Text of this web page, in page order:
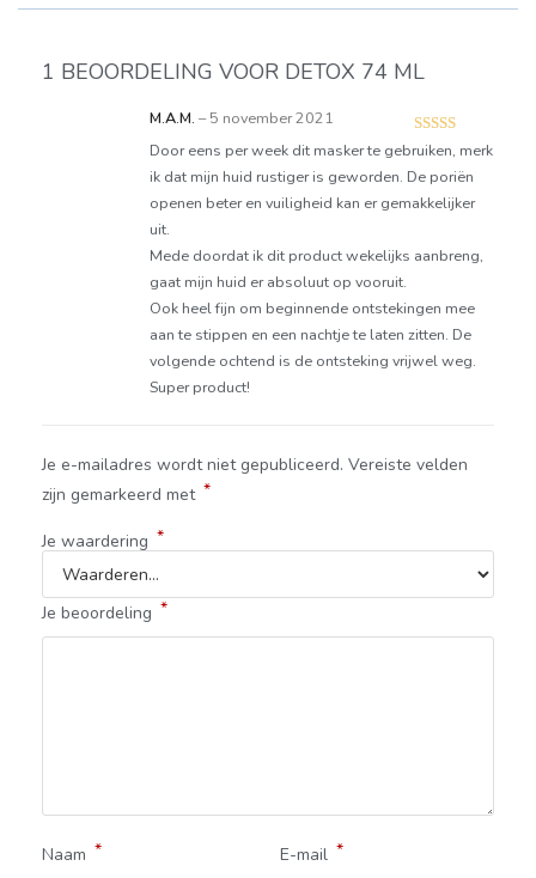
1 BEOORDELING VOOR DETOX 74 ML
Gewaardeer
d
uit 5
M.A.M. – 5 november 2021
Door eens per week dit masker te gebruiken, merk
ik dat mijn huid rustiger is geworden. De poriën
openen beter en vuiligheid kan er gemakkelijker
uit.
Mede doordat ik dit product wekelijks aanbreng,
gaat mijn huid er absoluut op vooruit.
Ook heel fijn om beginnende ontstekingen mee
aan te stippen en een nachtje te laten zitten. De
volgende ochtend is de ontsteking vrijwel weg.
Super product!
Je e-mailadres wordt niet gepubliceerd. Vereiste velden
zijn gemarkeerd met *
Je waardering *
Je beoordeling *
Naam * E-mail *